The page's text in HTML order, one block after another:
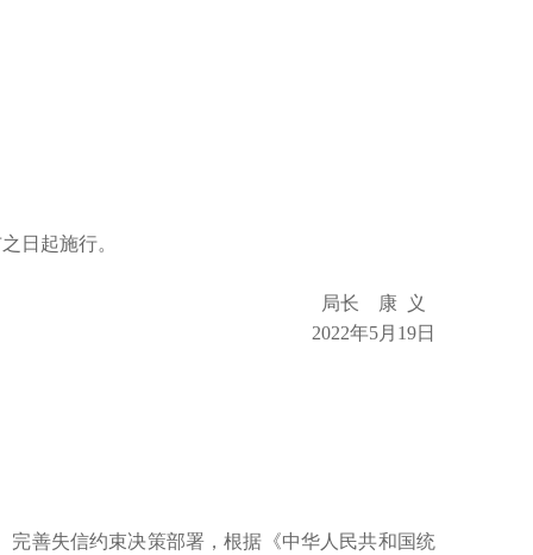
日起施行。
局长 康 义
2022年5月19日
善失信约束决策部署，根据《中华人民共和国统